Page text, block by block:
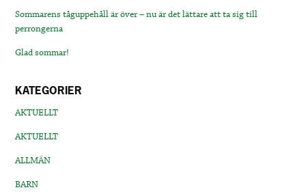
Sommarens tåguppehåll är över – nu är det lättare att ta sig till
perrongerna
Glad sommar!
KATEGORIER
AKTUELLT
AKTUELLT
ALLMÄN
BARN